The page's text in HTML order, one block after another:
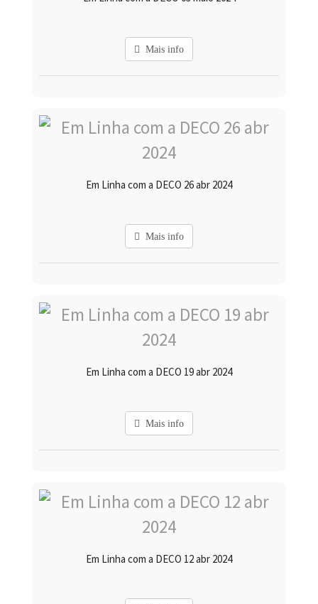
Mais info
Em Linha com a DECO 26 abr 2024
Mais info
Em Linha com a DECO 19 abr 2024
Mais info
Em Linha com a DECO 12 abr 2024